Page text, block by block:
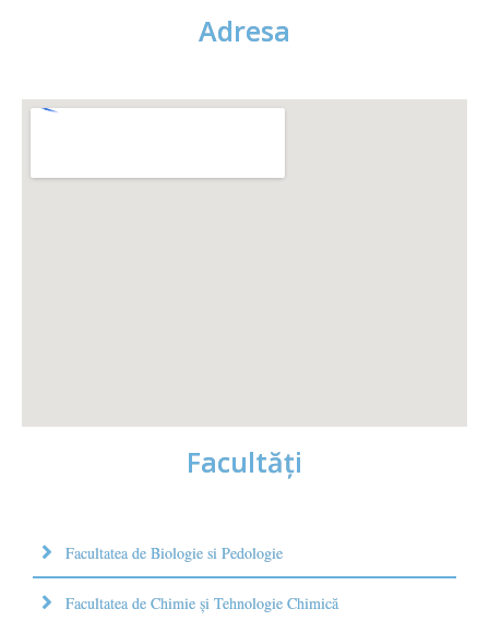
Adresa
Facultăţi
Facultatea de Biologie si Pedologie
Facultatea de Chimie şi Tehnologie Chimică